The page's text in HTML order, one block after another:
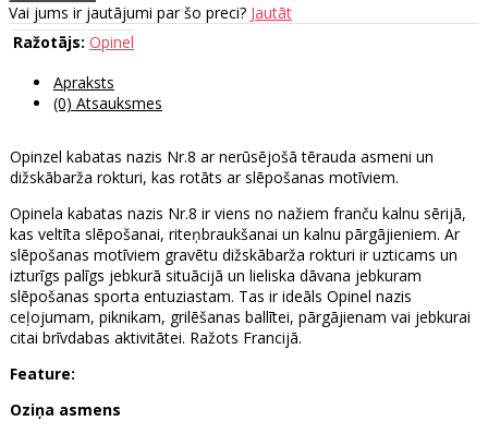
Vai jums ir jautājumi par šo preci? Jautāt
Ražotājs: Opinel
Apraksts
(0) Atsauksmes
Opinzel kabatas nazis Nr.8 ar nerūsējošā tērauda asmeni un
dižskābarža rokturi, kas rotāts ar slēpošanas motīviem.
Opinela kabatas nazis Nr.8 ir viens no nažiem franču kalnu sērijā,
kas veltīta slēpošanai, riteņbraukšanai un kalnu pārgājieniem. Ar
slēpošanas motīviem gravētu dižskābarža rokturi ir uzticams un
izturīgs palīgs jebkurā situācijā un lieliska dāvana jebkuram
slēpošanas sporta entuziastam. Tas ir ideāls Opinel nazis
ceļojumam, piknikam, grilēšanas ballītei, pārgājienam vai jebkurai
citai brīvdabas aktivitātei. Ražots Francijā.
Feature:
Oziņa asmens